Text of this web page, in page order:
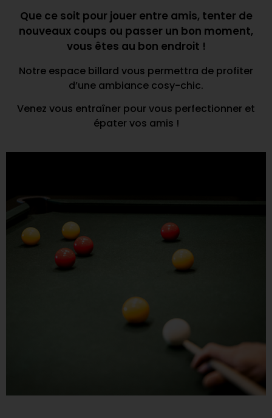
Que ce soit pour jouer entre amis, tenter de
nouveaux coups ou passer un bon moment,
vous êtes au bon endroit !
Notre espace billard vous permettra de profiter
d’une ambiance cosy-chic.
Venez vous entraîner pour vous perfectionner et
épater vos amis !